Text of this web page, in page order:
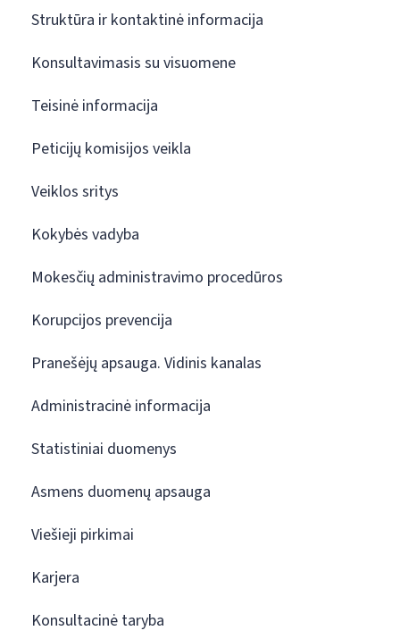
Struktūra ir kontaktinė informacija
Konsultavimasis su visuomene
Teisinė informacija
Peticijų komisijos veikla
Veiklos sritys
Kokybės vadyba
Mokesčių administravimo procedūros
Korupcijos prevencija
Pranešėjų apsauga. Vidinis kanalas
Administracinė informacija
Statistiniai duomenys
Asmens duomenų apsauga
Viešieji pirkimai
Karjera
Konsultacinė taryba